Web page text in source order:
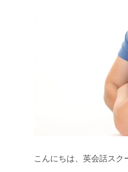
こんにちは、英会話スク